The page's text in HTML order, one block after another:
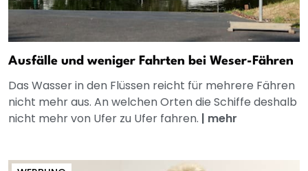
Ausfälle und weniger Fahrten bei Weser-Fähren
Das Wasser in den Flüssen reicht für mehrere Fähren
nicht mehr aus. An welchen Orten die Schiffe deshalb
nicht mehr von Ufer zu Ufer fahren. | mehr